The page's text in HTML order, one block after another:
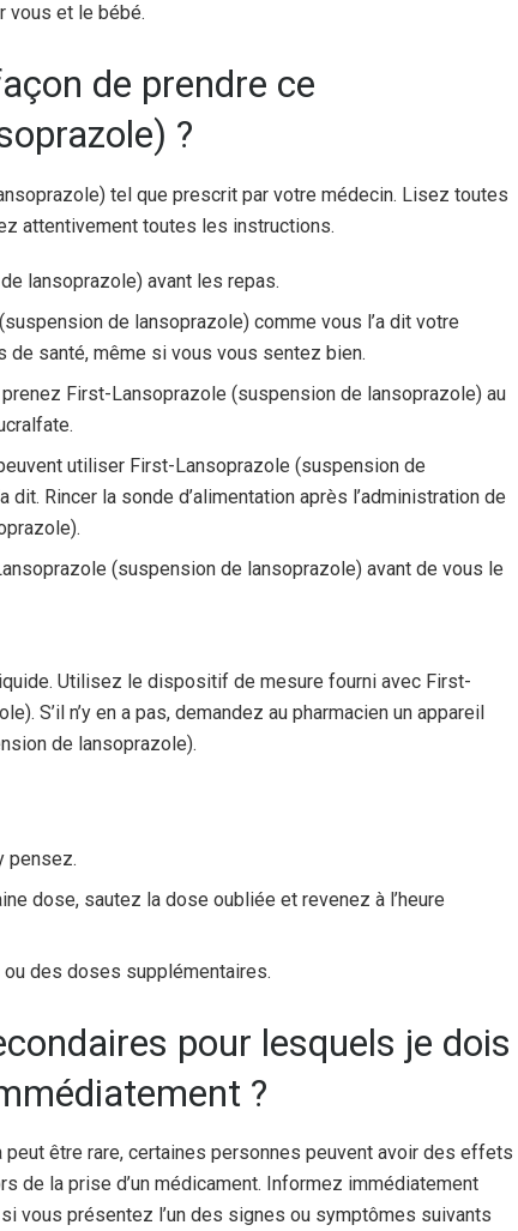
vous et le bébé.
de prendre ce
?
tel que prescrit par votre médecin. Lisez toutes
attentivement toutes les instructions.
lansoprazole) avant les repas.
de lansoprazole) comme vous l’a dit votre
de santé, même si vous vous sentez bien.
First-Lansoprazole (suspension de lansoprazole) au
utiliser First-Lansoprazole (suspension de
Rincer la sonde d’alimentation après l’administration de
(suspension de lansoprazole) avant de vous le
Utilisez le dispositif de mesure fourni avec First-
S’il n’y en a pas, demandez au pharmacien un appareil
de lansoprazole).
pensez.
dose, sautez la dose oubliée et revenez à l’heure
des doses supplémentaires.
pour lesquels je dois
?
peut être rare, certaines personnes peuvent avoir des effets
de la prise d’un médicament. Informez immédiatement
vous présentez l’un des signes ou symptômes suivants